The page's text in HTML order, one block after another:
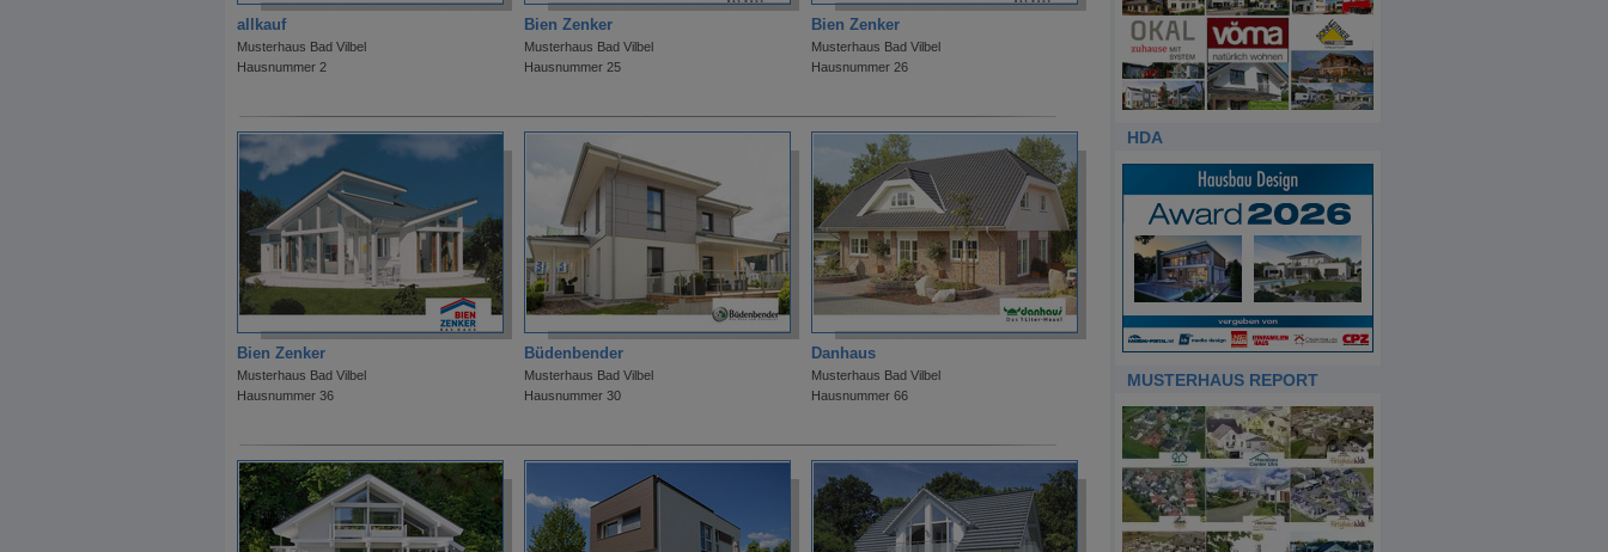
allkauf
Musterhaus Bad Vilbel
Hausnummer 2
Bien Zenker
Musterhaus Bad Vilbel
Hausnummer 25
Bien Zenker
Musterhaus Bad Vilbel
Hausnummer 26
Bien Zenker
Musterhaus Bad Vilbel
Hausnummer 36
Büdenbender
Musterhaus Bad Vilbel
Hausnummer 30
Danhaus
Musterhaus Bad Vilbel
Hausnummer 66
HDA
MUSTERHAUS REPORT